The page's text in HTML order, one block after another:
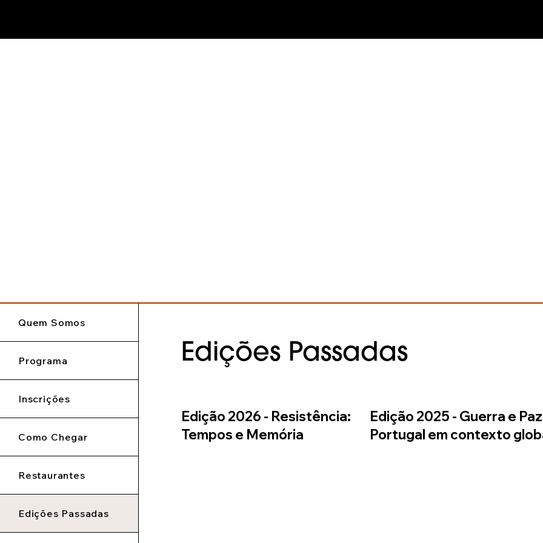
Quem Somos
Programa
Inscrições
Como Chegar
Restaurantes
Edições Passadas
Edições Passadas
Edição 2026 - Resistência:
Tempos e Memória
Edição 2025 - Guerra e
Portugal em contexto